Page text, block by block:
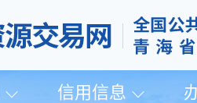
信用信息